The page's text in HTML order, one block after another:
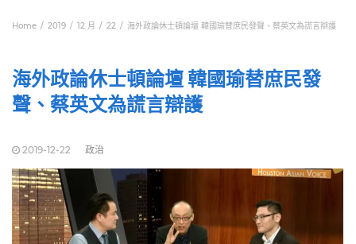
Home 2019 12 月 22 海外政論休士頓論壇 韓國瑜替庶民發聲、蔡英文為謊言辯護
海外政論休士頓論壇 韓國瑜替庶民發
聲、蔡英文為謊言辯護
2019-12-22 政治